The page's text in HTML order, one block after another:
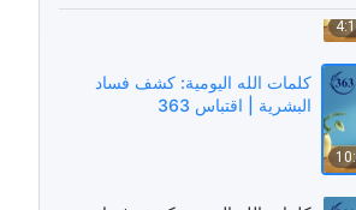
كلمات الله اليومية: كشف فساد
البشرية | اقتباس 363